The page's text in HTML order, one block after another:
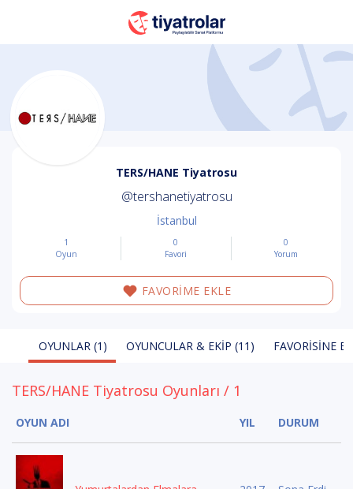
TERS/HANE Tiyatrosu
@tershanetiyatrosu
İstanbul
1
Oyun
0
Favori
0
Yorum
FAVORİME EKLE
OYUNLAR (1) OYUNCULAR & EKIP (11) FAVORISINE
TERS/HANE Tiyatrosu Oyunları / 1
OYUN ADI YIL DURUM